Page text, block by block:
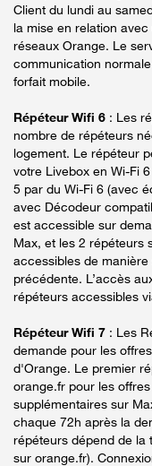
Client du lundi au
la mise en relation
réseaux Orange. Le
communication
forfait mobile.
Répéteur Wifi 6 : Les
nombre de répéteurs
logement. Le répéteur
votre Livebox en Wi-Fi
5 par du Wi-Fi 6 (avec
avec Décodeur
est accessible sur
Max, et les 2 répéteurs
accessibles de
précédente. L’accès
répéteurs accessibles
Répéteur Wifi 7 : Les
demande pour les
d'Orange. Le premier
orange.fr pour les
supplémentaires sur
chaque 72h après la
répéteurs dépend de la
sur orange.fr).